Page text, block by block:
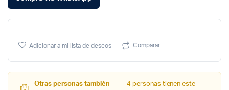
Adicionar a mi lista de deseos Comparar
Otras personas también
4 personas tienen este